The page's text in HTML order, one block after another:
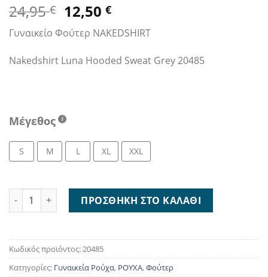
24,95€ Original
price
was:
24,95 €.
12,50€Η
τρέχουσα
τιμή
είναι:
12,50 €.
Γυναικείο Φούτερ NAKEDSHIRT
Nakedshirt Luna Hooded Sweat Grey 20485
Μέγεθος
S M L XL XXL
Nakedshirt Luna Hooded Sweat Grey 20485 ποσότητα
ΠΡΟΣΘΉΚΗ ΣΤΟ ΚΑΛΆΘΙ
Κωδικός προϊόντος:20485
Κατηγορίες: Γυναικεία Ρούχα, ΡΟΥΧΑ,Φούτερ